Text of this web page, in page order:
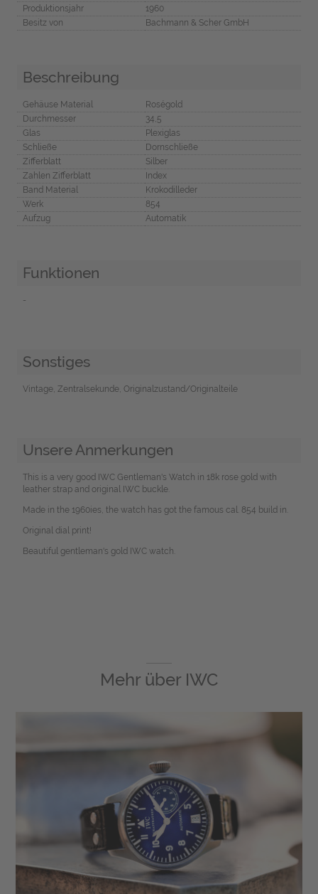
Produktionsjahr
1960
Besitz von
Bachmann & Scher GmbH
Beschreibung
Gehäuse Material
Roségold
Durchmesser
34,5
Glas
Plexiglas
Schließe
Dornschließe
Zifferblatt
Silber
Zahlen Zifferblatt
Index
Band Material
Krokodilleder
Werk
854
Aufzug
Automatik
Funktionen
-
Sonstiges
Vintage, Zentralsekunde, Originalzustand/Originalteile
Unsere Anmerkungen
This is a very good IWC Gentleman's Watch in 18k rose gold with
leather strap and original IWC buckle.
Made in the 1960ies, the watch has got the famous cal. 854 build in.
Original dial print!
Beautiful gentleman's gold IWC watch.
Mehr über IWC